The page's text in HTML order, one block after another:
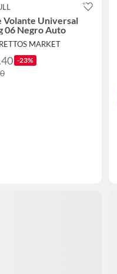
Volante Universal
06 Negro Auto
MARKET
-23%